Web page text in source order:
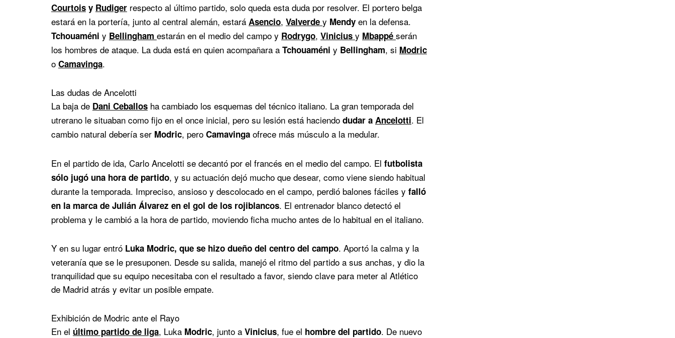
Courtois y Rudiger respecto al último partido, solo queda esta duda por resolver. El portero belga
estará en la portería, junto al central alemán, estará Asencio, Valverde y Mendy en la defensa.
Tchouaméni y Bellingham estarán en el medio del campo y Rodrygo, Vinicius y Mbappé serán
los hombres de ataque. La duda está en quien acompañara a Tchouaméni y Bellingham, si Modric
o Camavinga.
Las dudas de Ancelotti
La baja de Dani Ceballos ha cambiado los esquemas del técnico italiano. La gran temporada del
utrerano le situaban como fijo en el once inicial, pero su lesión está haciendo dudar a Ancelotti. El
cambio natural debería ser Modric, pero Camavinga ofrece más músculo a la medular.
En el partido de ida, Carlo Ancelotti se decantó por el francés en el medio del campo. El futbolista
sólo jugó una hora de partido, y su actuación dejó mucho que desear, como viene siendo habitual
durante la temporada. Impreciso, ansioso y descolocado en el campo, perdió balones fáciles y falló
en la marca de Julián Álvarez en el gol de los rojiblancos. El entrenador blanco detectó el
problema y le cambió a la hora de partido, moviendo ficha mucho antes de lo habitual en el italiano.
Y en su lugar entró Luka Modric, que se hizo dueño del centro del campo. Aportó la calma y la
veteranía que se le presuponen. Desde su salida, manejó el ritmo del partido a sus anchas, y dio la
tranquilidad que su equipo necesitaba con el resultado a favor, siendo clave para meter al Atlético
de Madrid atrás y evitar un posible empate.
Exhibición de Modric ante el Rayo
En el último partido de liga, Luka Modric, junto a Vinicius, fue el hombre del partido. De nuevo